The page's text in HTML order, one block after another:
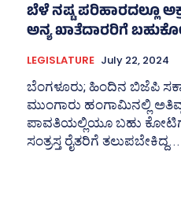
ಬೆಳೆ ನಷ್ಟ ಪರಿಹಾರದಲ್ಲೂ
ಅನ್ಯ ಖಾತೆದಾರರಿಗೆ
LEGISLATURE July 22, 2024
ಬೆಂಗಳೂರು; ಹಿಂದಿನ ಬಿಜೆಪಿ
ಮುಂಗಾರು ಹಂಗಾಮಿನಲ್ಲಿ
ಪಾವತಿಯಲ್ಲಿಯೂ ಬಹು
ಸಂತ್ರಸ್ತ ರೈತರಿಗೆ ತಲುಪಬೇಕಿದ್ದ...